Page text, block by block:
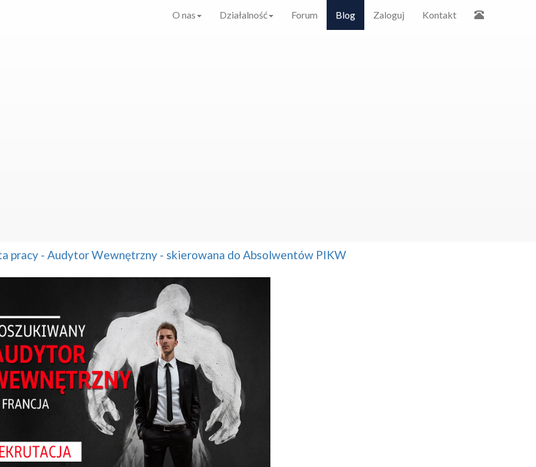
O nas Działalność Forum Blog Zaloguj Kontakt
pracy - Audytor Wewnętrzny - skierowana do Absolwentów PIKW